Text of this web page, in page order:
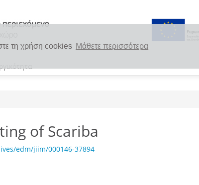
τη χρήση cookies Μάθετε περισσότερα
of Scariba
edm/jiim/000146-37894